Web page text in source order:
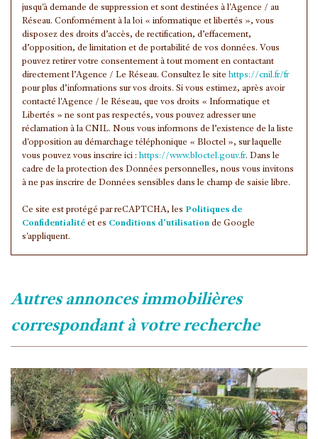
jusqu'à demande de suppression et sont destinées à l'Agence / au
Réseau. Conformément à la loi « informatique et libertés », vous
disposez des droits d’accès, de rectification, d’effacement,
d’opposition, de limitation et de portabilité de vos données. Vous
pouvez retirer votre consentement à tout moment en contactant
directement l’Agence / Le Réseau. Consultez le site https://cnil.fr/fr
pour plus d’informations sur vos droits. Si vous estimez, après avoir
contacté l'Agence / le Réseau, que vos droits « Informatique et
Libertés » ne sont pas respectés, vous pouvez adresser une
réclamation à la CNIL. Nous vous informons de l’existence de la liste
d'opposition au démarchage téléphonique « Bloctel », sur laquelle
vous pouvez vous inscrire ici : https://www.bloctel.gouv.fr. Dans le
cadre de la protection des Données personnelles, nous vous invitons
à ne pas inscrire de Données sensibles dans le champ de saisie libre.
Ce site est protégé par reCAPTCHA, les Politiques de
Confidentialité et es Conditions d'utilisation de Google
s'appliquent.
autres annonces immobilières
correspondant à votre recherche